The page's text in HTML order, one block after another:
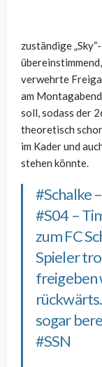
zuständige
verwehrte
am
soll, sodass der
theoretisch
im Kader und
stehen könnte.
#Schalke
#S04 –
zum FC
Spieler
freigeben
sogar
#SSN